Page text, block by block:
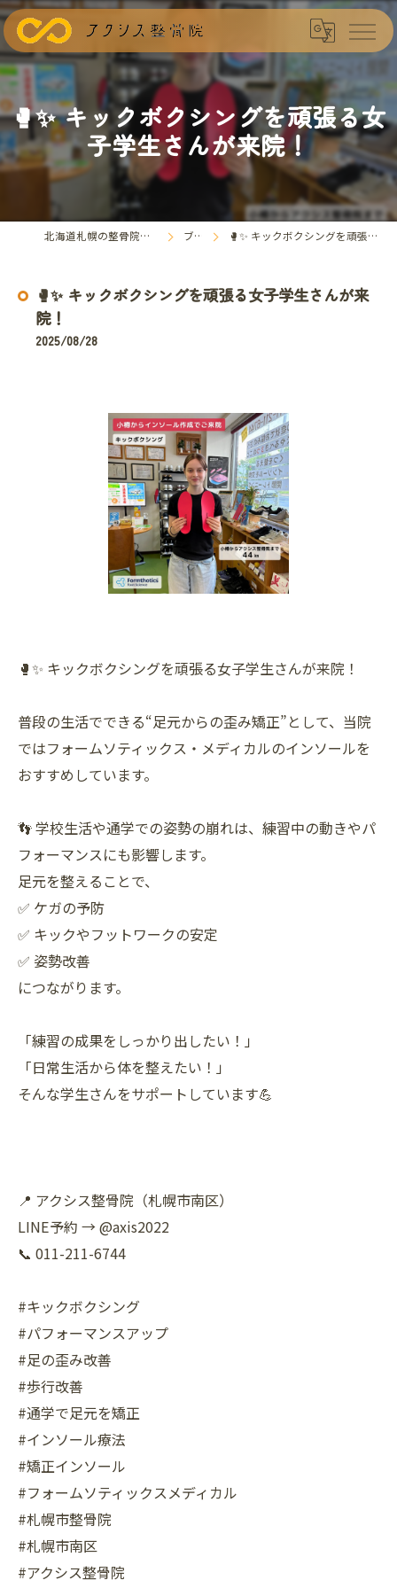
🥊✨ キックボクシングを頑張る女
子学生さんが来院！
北海道札幌の整骨院ならアクシス整骨院 ブログ 🥊✨ キックボクシングを頑張る女子学生さんが来院！
🥊✨ キックボクシングを頑張る女子学生さんが来
院！
2025/08/28
🥊✨ キックボクシングを頑張る女子学生さんが来院！
普段の生活でできる“足元からの歪み矯正”として、当院
ではフォームソティックス・メディカルのインソールを
おすすめしています。
👣 学校生活や通学での姿勢の崩れは、練習中の動きやパ
フォーマンスにも影響します。
足元を整えることで、
✅ ケガの予防
✅ キックやフットワークの安定
✅ 姿勢改善
につながります。
「練習の成果をしっかり出したい！」
「日常生活から体を整えたい！」
そんな学生さんをサポートしています💪
📍 アクシス整骨院（札幌市南区）
LINE予約 → @axis2022
📞 011-211-6744
#キックボクシング
#パフォーマンスアップ
#足の歪み改善
#歩行改善
#通学で足元を矯正
#インソール療法
#矯正インソール
#フォームソティックスメディカル
#札幌市整骨院
#札幌市南区
#アクシス整骨院